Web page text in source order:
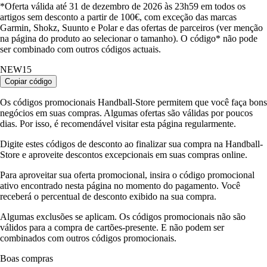
*Oferta válida até 31 de dezembro de 2026 às 23h59 em todos os
artigos sem desconto a partir de 100€, com exceção das marcas
Garmin, Shokz, Suunto e Polar e das ofertas de parceiros (ver menção
na página do produto ao selecionar o tamanho). O código* não pode
ser combinado com outros códigos actuais.
NEW15
Copiar código
Os códigos promocionais Handball-Store permitem que você faça bons
negócios em suas compras. Algumas ofertas são válidas por poucos
dias. Por isso, é recomendável visitar esta página regularmente.
Digite estes códigos de desconto ao finalizar sua compra na Handball-
Store e aproveite descontos excepcionais em suas compras online.
Para aproveitar sua oferta promocional, insira o código promocional
ativo encontrado nesta página no momento do pagamento. Você
receberá o percentual de desconto exibido na sua compra.
Algumas exclusões se aplicam. Os códigos promocionais não são
válidos para a compra de cartões-presente. E não podem ser
combinados com outros códigos promocionais.
Boas compras